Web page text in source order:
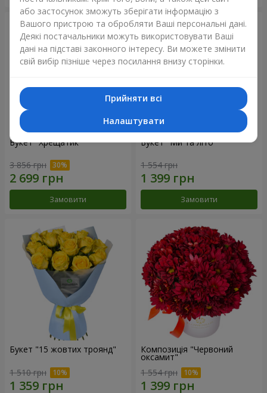
Букет "Хрещатик"
3 856 грн
Замовити
Букет "Ми та літо"
1 554 грн
Замовити
Букет "15 жовтих троянд"
1 510 грн
Композиція "Червоний
оксамит"
1 554 грн
або застосунок зможуть зберігати інформацію з
Вашого пристрою та обробляти Ваші персональні дані.
Деякі постачальники можуть використовувати Ваші
дані на підставі законного інтересу. Ви можете змінити
свій вибір пізніше через посилання внизу сторінки.
Прийняти всі
Налаштувати